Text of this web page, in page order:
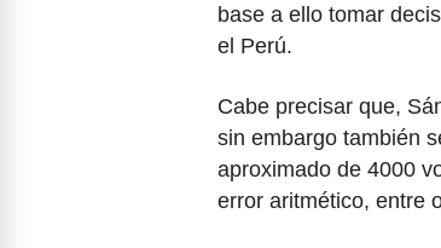
base a ello tomar
el Perú.
Cabe precisar que,
sin embargo también
aproximado de 4000
error aritmético, entre